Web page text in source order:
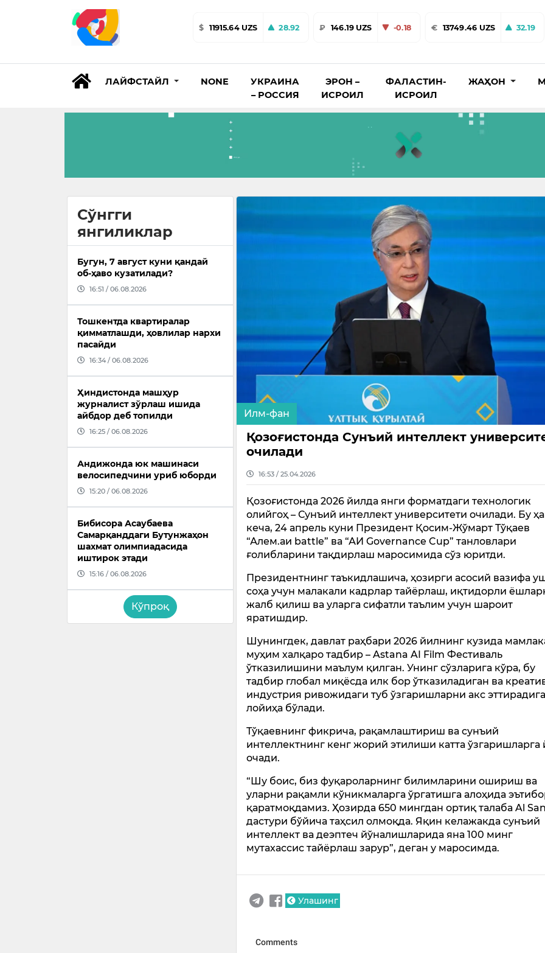
$ 11915.64 UZS 28.92 ₽ 146.19 UZS -0.18 € 13749.46 UZS 32.19
ЛАЙФСТАЙЛ NONE
УКРАИНА
– РОССИЯ
ЭРОН –
ИСРОИЛ
ФАЛАСТИН-
ИСРОИЛ
ЖАҲОН
Сўнгги
янгиликлар
Бугун, 7 август куни қандай
об-ҳаво кузатилади?
16:51 / 06.08.2026
Тошкентда квартиралар
қимматлашди, ҳовлилар нархи
пасайди
16:34 / 06.08.2026
Ҳиндистонда машҳур
журналист зўрлаш ишида
айбдор деб топилди
16:25 / 06.08.2026
Андижонда юк машинаси
велосипедчини уриб юборди
15:20 / 06.08.2026
Бибисора Асаубаева
Самарқанддаги Бутунжаҳон
шахмат олимпиадасида
иштирок этади
15:16 / 06.08.2026
Кўпроқ
Илм-фан
Қозоғистонда Сунъий интеллект
очилади
16:53 / 25.04.2026
Қозоғистонда 2026 йилда янги форматдаги технологик
олийгоҳ – Сунъий интеллект университети очилади. Бу
кеча, 24 апрель куни Президент Қосим-Жўмарт Тўқаев
“Алем.аи battle” ва “АИ Governance Cup” танловлари
ғолибларини тақдирлаш маросимида сўз юритди.
Президентнинг таъкидлашича, ҳозирги асосий вазифа
соҳа учун малакали кадрлар тайёрлаш, иқтидорли
жалб қилиш ва уларга сифатли таълим учун шароит
яратишдир.
Шунингдек, давлат раҳбари 2026 йилнинг кузида
муҳим халқаро тадбир – Astana AI Film Фестиваль
ўтказилишини маълум қилган. Унинг сўзларига кўра, бу
тадбир глобал миқёсда илк бор ўтказиладиган ва
индустрия ривожидаги туб ўзгаришларни акс
лойиҳа бўлади.
Тўқаевнинг фикрича, рақамлаштириш ва сунъий
интеллектнинг кенг жорий этилиши катта ўзгаришларга
очади.
“Шу боис, биз фуқароларнинг билимларини ошириш ва
уларни рақамли кўникмаларга ўргатишга алоҳида
қаратмоқдамиз. Ҳозирда 650 мингдан ортиқ талаба Al
дастури бўйича таҳсил олмоқда. Яқин келажакда сунъий
интеллект ва деэптеч йўналишларида яна 100 минг
мутахассис тайёрлаш зарур”, деган у маросимда.
Улашинг